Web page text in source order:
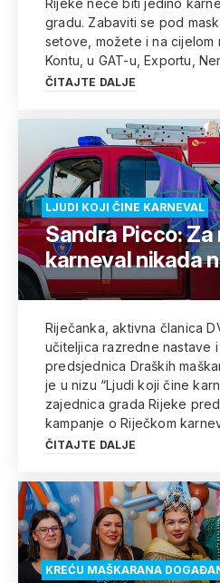
Rijeke neće biti jedino
gradu. Zabaviti se pod
setove, možete i na cijelom
Kontu, u GAT-u, Exportu,
ČITAJTE DALJE
LJUDI KOJI ČINE KARNEVAL
Sandra Picco: Za
karneval nikada
Riječanka, aktivna članica
učiteljica razredne nastave
predsjednica Draških
je u nizu “Ljudi koji čine
zajednica grada Rijeke
kampanje o Riječkom
ČITAJTE DALJE
KREĆU MAŠKARANA